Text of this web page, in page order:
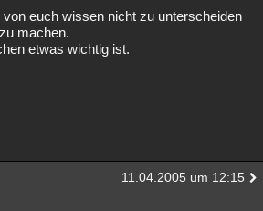
euch wissen nicht zu unterscheiden
machen.
etwas wichtig ist.
11.04.2005 um 12:15